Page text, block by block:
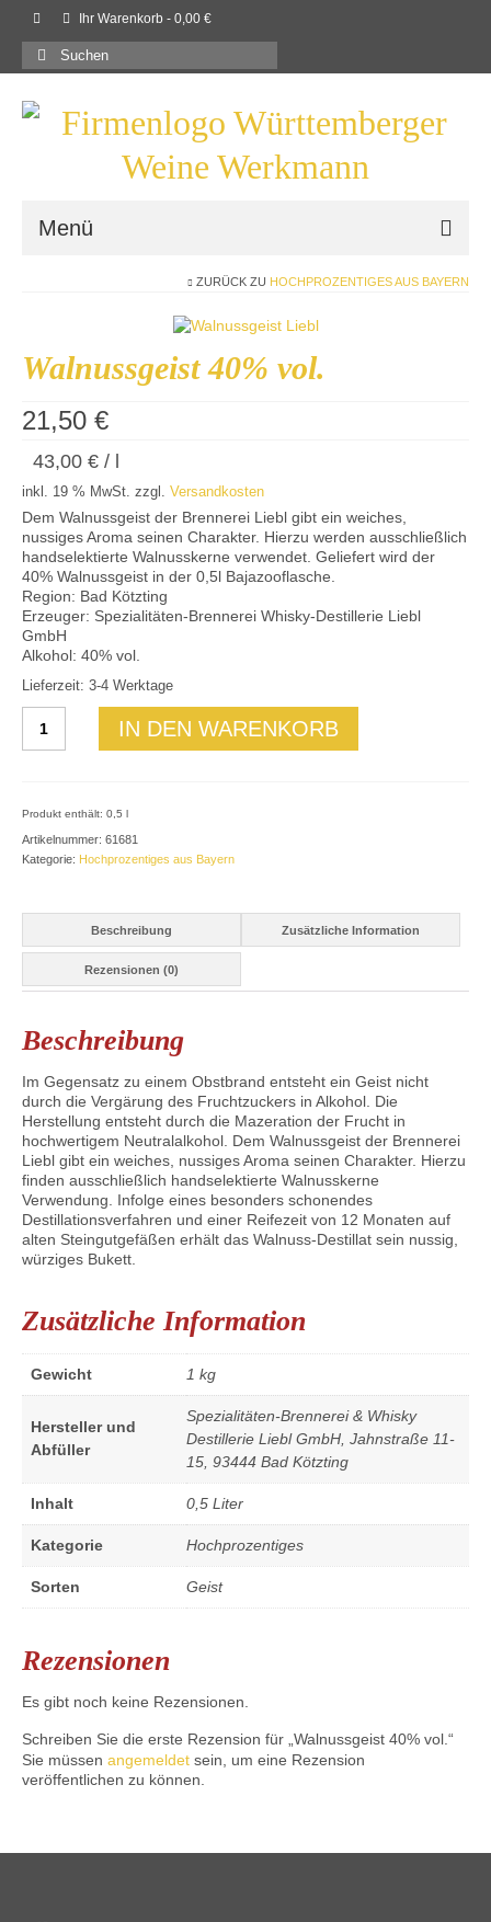
Ihr Warenkorb - 0,00 €
Suchen
nach:
Menü
Neues
Rezepte
Kontaktieren Sie uns!
Mein Konto
ZURÜCK ZU HOCHPROZENTIGES AUS BAYERN
Walnussgeist 40% vol.
21,50 €
43,00 € /
inkl. 19 % MwSt. zzgl. Versandkosten
Dem Walnussgeist der Brennerei Liebl gibt ein weiches,
nussiges Aroma seinen Charakter. Hierzu werden ausschließlich
handselektierte Walnusskerne verwendet. Geliefert wird der
40% Walnussgeist in der 0,5l Bajazooflasche.
Region: Bad Kötzting
Erzeuger: Spezialitäten-Brennerei Whisky-Destillerie Liebl
GmbH
Alkohol: 40% vol.
Lieferzeit: 3-4 Werktage
40%
vol.
IN DEN WARENKORB
Produkt enthält: 0,5 l
Artikelnummer: 61681
Kategorie: Hochprozentiges aus Bayern
Beschreibung Zusätzliche Information
Rezensionen (0)
Beschreibung
Im Gegensatz zu einem Obstbrand entsteht ein Geist nicht
durch die Vergärung des Fruchtzuckers in Alkohol. Die
Herstellung entsteht durch die Mazeration der Frucht in
hochwertigem Neutralalkohol. Dem Walnussgeist der Brennerei
Liebl gibt ein weiches, nussiges Aroma seinen Charakter. Hierzu
finden ausschließlich handselektierte Walnusskerne
Verwendung. Infolge eines besonders schonendes
Destillationsverfahren und einer Reifezeit von 12 Monaten auf
alten Steingutgefäßen erhält das Walnuss-Destillat sein nussig,
würziges Bukett.
Zusätzliche Information
Gewicht 1 kg
Hersteller und
Abfüller
Spezialitäten-Brennerei & Whisky
Destillerie Liebl GmbH, Jahnstraße 11-
15, 93444 Bad Kötzting
Inhalt 0,5 Liter
Kategorie Hochprozentiges
Sorten Geist
Rezensionen
Es gibt noch keine Rezensionen.
Schreiben Sie die erste Rezension für „Walnussgeist 40% vol.“
Sie müssen angemeldet sein, um eine Rezension
veröffentlichen zu können.